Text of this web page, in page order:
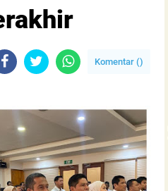
Komentar ()